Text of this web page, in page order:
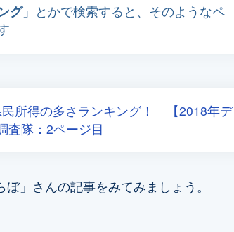
グ」とかで検索すると、そのようなペ
所得の多さランキング！ 【2018年デ
査隊：2ページ目
」さんの記事をみてみましょう。